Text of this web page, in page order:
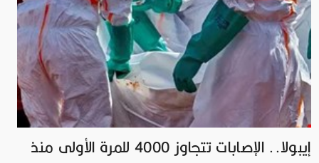
إيبولا.. الإصابات تتجاوز 4000 للمرة الأولى منذ